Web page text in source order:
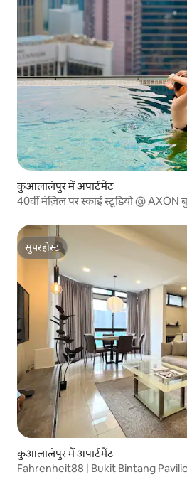
कुआलालंपुर में अपार्टमेंट
40वीं मंज़िल पर स्काई स्टूडियो @
सुपरहोस्ट
सुपरहोस्ट
कुआलालंपुर में अपार्टमेंट
Fahrenheit88 | Bukit Bintang